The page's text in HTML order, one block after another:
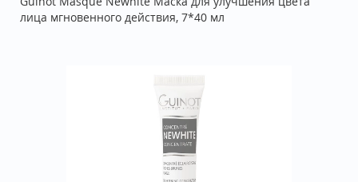
лица мгновенного действия, 7*40 мл